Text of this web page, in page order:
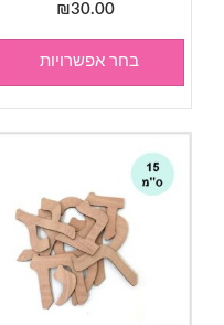
₪30.00
בחר אפשרויות